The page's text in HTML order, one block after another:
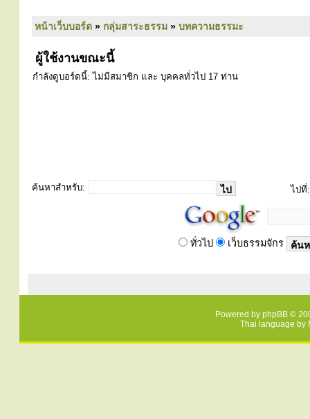
หน้าเว็บบอร์ด » กลุ่มสาระธรรม » บทความธรรมะ
ผู้ใช้งานขณะนี้
กำลังดูบอร์ดนี้: ไม่มีสมาชิก และ บุคคลทั่วไป 17 ท่าน
ค้นหาสำหรับ: ไปที่:
ทั่วไป เว็บธรรมจักร
Powered by phpBB ©
Thai language by